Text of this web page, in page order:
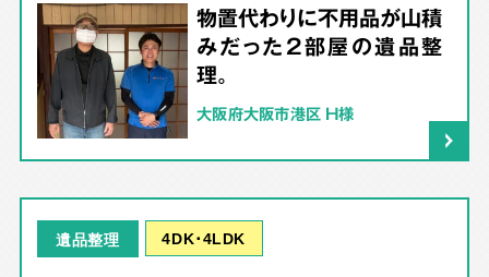
物置代わりに不用品が山積
みだった2部屋の遺品整
理。
大阪府大阪市港区 H様
遺品整理 4DK･4LDK